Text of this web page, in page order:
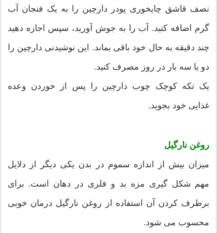
نصف قاشق چایخوری پودر دارچین را به یک فنجان آب
گرم اضافه کنید. آب را به جوش آورید، سپس اجازه دهید
چند دقیقه به حال خود باقی بماند. این نوشیدنی دارچین را
دو یا سه بار در روز مصرف کنید.
یک تکه کوچک چوب دارچین را پس از خوردن وعده
غذایی خود بجوید.
روغن نارگیل
میزان بیش از اندازه سموم در بدن یکی دیگر از دلایل
مهم شکل گیری مزه بد و فلزی در دهان است. برای
برطرف کردن آن استفاده از روغن نارگیل درمان خوبی
محسوب می شود.